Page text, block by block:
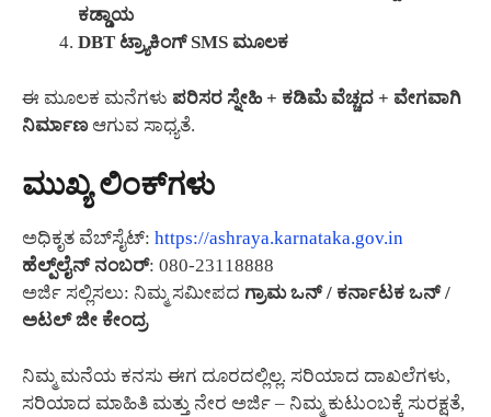
ಕಡ್ಡಾಯ
DBT ಟ್ರ್ಯಾಕಿಂಗ್ SMS ಮೂಲಕ
ಈ ಮೂಲಕ ಮನೆಗಳು ಪರಿಸರ ಸ್ನೇಹಿ + ಕಡಿಮೆ ವೆಚ್ಚದ + ವೇಗವಾಗಿ
ನಿರ್ಮಾಣಆಗುವ ಸಾಧ್ಯತೆ.
ಮುಖ್ಯ ಲಿಂಕ್‌ಗಳು
ಅಧಿಕೃತ ವೆಬ್‌ಸೈಟ್: https://ashraya.karnataka.gov.in
ಹೆಲ್ಪ್‌ಲೈನ್ ನಂಬರ್: 080-23118888
ಅರ್ಜಿ ಸಲ್ಲಿಸಲು: ನಿಮ್ಮ ಸಮೀಪದ ಗ್ರಾಮ ಒನ್ / ಕರ್ನಾಟಕ ಒನ್ /
ಅಟಲ್ ಜೀ ಕೇಂದ್ರ
ನಿಮ್ಮ ಮನೆಯ ಕನಸು ಈಗ ದೂರದಲ್ಲಿಲ್ಲ. ಸರಿಯಾದ ದಾಖಲೆಗಳು,
ಸರಿಯಾದ ಮಾಹಿತಿ ಮತ್ತು ನೇರ ಅರ್ಜಿ – ನಿಮ್ಮ ಕುಟುಂಬಕ್ಕೆ ಸುರಕ್ಷತೆ,